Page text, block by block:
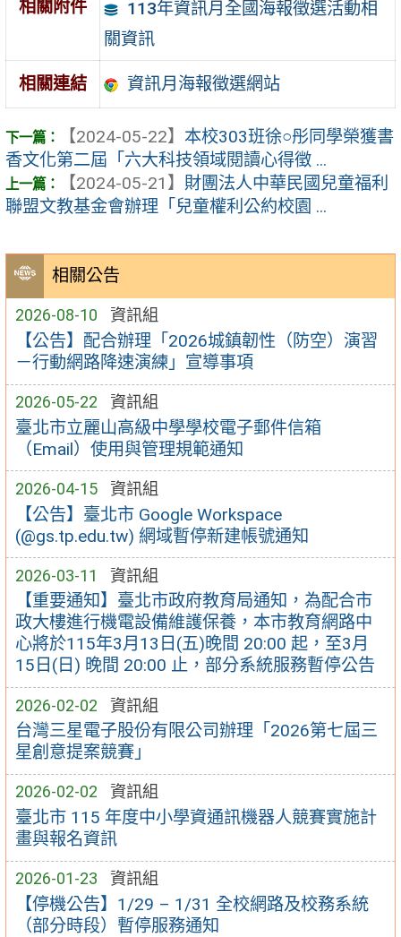
相關公告
2026-08-10 資訊組
【公告】配合辦理「2026城鎮韌性（防空）演習
－行動網路降速演練」宣導事項
2026-05-22 資訊組
臺北市立麗山高級中學學校電子郵件信箱
（Email）使用與管理規範通知
2026-04-15 資訊組
【公告】臺北市 Google Workspace
(@gs.tp.edu.tw) 網域暫停新建帳號通知
2026-03-11 資訊組
【重要通知】臺北市政府教育局通知，為配合市
政大樓進行機電設備維護保養，本市教育網路中
心將於115年3月13日(五)晚間 20:00 起，至3月
15日(日) 晚間 20:00 止，部分系統服務暫停公告
2026-02-02 資訊組
台灣三星電子股份有限公司辦理「2026第七屆三
星創意提案競賽」
2026-02-02 資訊組
臺北市 115 年度中小學資通訊機器人競賽實施計
畫與報名資訊
2026-01-23 資訊組
【停機公告】1/29 – 1/31 全校網路及校務系統
（部分時段）暫停服務通知
相關附件
113年資訊月全國海報徵選活動相
關資訊
相關連結 資訊月海報徵選網站
【2024-05-22】 本校303班徐○彤同學榮獲書
香文化第二屆「六大科技領域閱讀心得徵 ...
【2024-05-21】 財團法人中華民國兒童福利
聯盟文教基金會辦理「兒童權利公約校園 ...